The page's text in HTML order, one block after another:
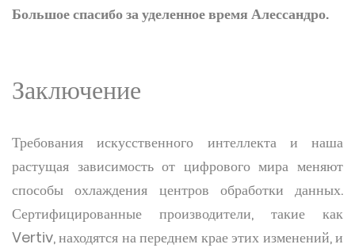
Большое спасибо за уделенное время Алессандро.
Заключение
Требования искусственного интеллекта и наша
растущая зависимость от цифрового мира меняют
способы охлаждения центров обработки данных.
Сертифицированные производители, такие как
Vertiv, находятся на переднем крае этих изменений, и